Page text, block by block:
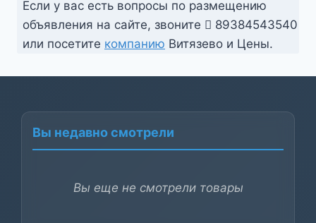
Если у вас есть вопросы по размещению
объявления на сайте, звоните
89384543540
или посетите компанию Витязево и Цены.
Вы недавно смотрели
Вы еще не смотрели товары